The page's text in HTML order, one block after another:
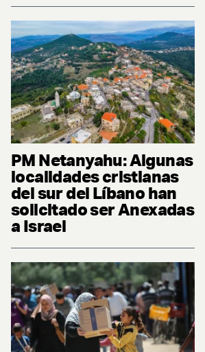
PM Netanyahu: Algunas
localidades cristianas
del sur del Líbano han
solicitado ser Anexadas
a Israel